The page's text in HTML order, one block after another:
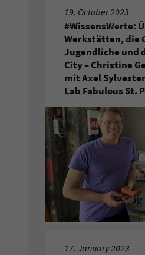
19. October 2023
#WissensWerte:
Werkstätten, die
Jugendliche und
City – Christine
mit Axel
Lab Fabulous St.
17. January 2023